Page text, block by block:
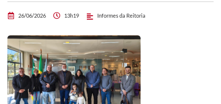
26/06/2026 13h19 Informes da Reitoria